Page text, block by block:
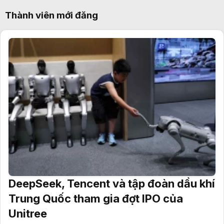
Thành viên mới đăng
DeepSeek, Tencent và tập đoàn dầu khí
Trung Quốc tham gia đợt IPO của
Unitree